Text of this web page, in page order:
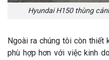
Hyundai H150 thùng
Ngoài ra chúng tôi còn thiết
phù hợp hơn với việc kinh